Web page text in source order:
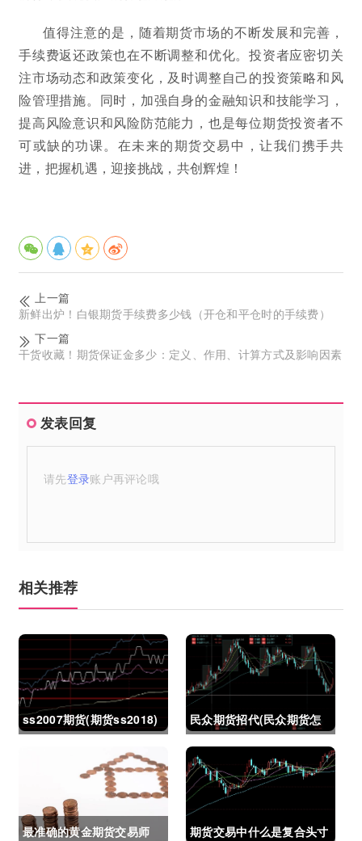
值得注意的是，随着期货市场的不断发展和完善，
手续费返还政策也在不断调整和优化。投资者应密切关
注市场动态和政策变化，及时调整自己的投资策略和风
险管理措施。同时，加强自身的金融知识和技能学习，
提高风险意识和风险防范能力，也是每位期货投资者不
可或缺的功课。在未来的期货交易中，让我们携手共
进，把握机遇，迎接挑战，共创辉煌！
上一篇
新鲜出炉！白银期货手续费多少钱（开仓和平仓时的手续费）
下一篇
干货收藏！期货保证金多少：定义、作用、计算方式及影响因素
发表回复
请先登录账户再评论哦
相关推荐
ss2007期货(期货ss2018)
民众期货招代(民众期货怎
么了)
最准确的黄金期货交易师 期货交易中什么是复合头寸